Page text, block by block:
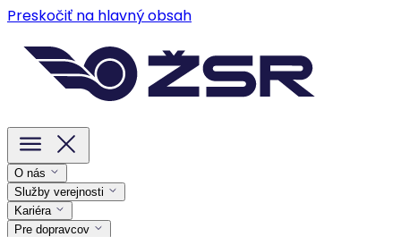
Preskočiť na hlavný obsah
O nás
Služby verejnosti
Kariéra
Pre dopravcov